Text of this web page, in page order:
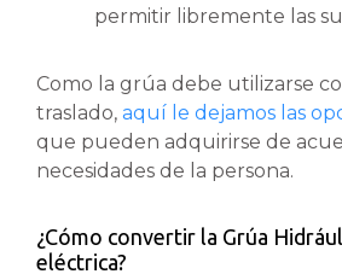
permitir libremente las
Como la grúa debe utilizarse
traslado, aquí le dejamos las
que pueden adquirirse de
necesidades de la persona.
¿Cómo convertir la Grúa
eléctrica?